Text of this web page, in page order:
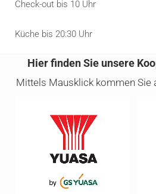
Check-out bis 10 Uhr
Küche bis 20:30 Uhr
Hier finden Sie unsere
Mittels Mausklick kommen Sie